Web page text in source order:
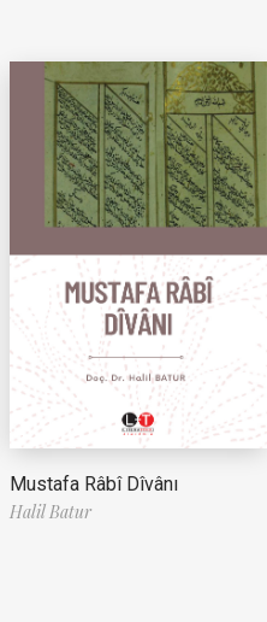
Mustafa Râbî Dîvânı
Halil Batur